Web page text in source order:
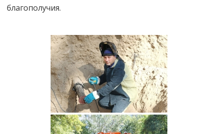
благополучия.